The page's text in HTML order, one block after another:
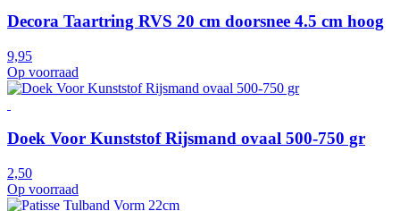
Decora Taartring RVS 20 cm doorsnee 4.5 cm hoog
9,95
Op voorraad
Doek Voor Kunststof Rijsmand ovaal 500-750 gr
2,50
Op voorraad